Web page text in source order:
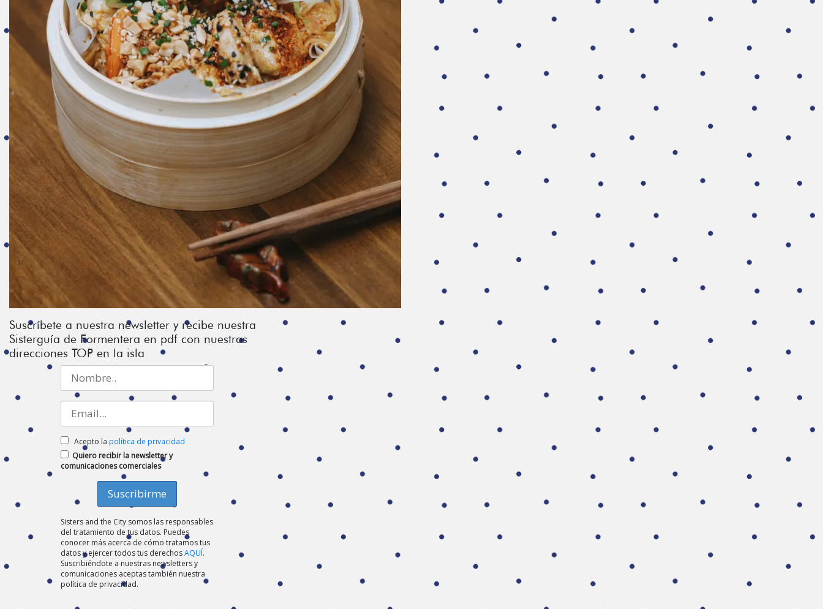
Suscríbete a nuestra newsletter y recibe nuestra
Sisterguía de Formentera en pdf con nuestras
direcciones TOP en la isla
Acepto la política de privacidad
Quiero recibir la newsletter y
comunicaciones comerciales
Sisters and the City somos las responsables
del tratamiento de tus datos. Puedes
conocer más acerca de cómo tratamos tus
datos y ejercer todos tus derechosAQUÍ.
Suscribiéndote a nuestras newsletters y
comunicaciones aceptas también nuestra
política de privacidad.